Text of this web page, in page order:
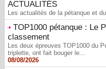
ACTUALITÉS
Les actualités de la pétanque et
TOP1000 pétanque : Le
classement
Les deux épreuves TOP1000 du
triplette, ont fait bouger le...
08/08/2026